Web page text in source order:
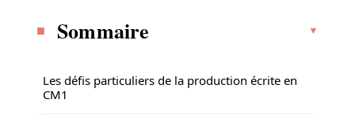
Sommaire
Les défis particuliers de la production écrite en
CM1